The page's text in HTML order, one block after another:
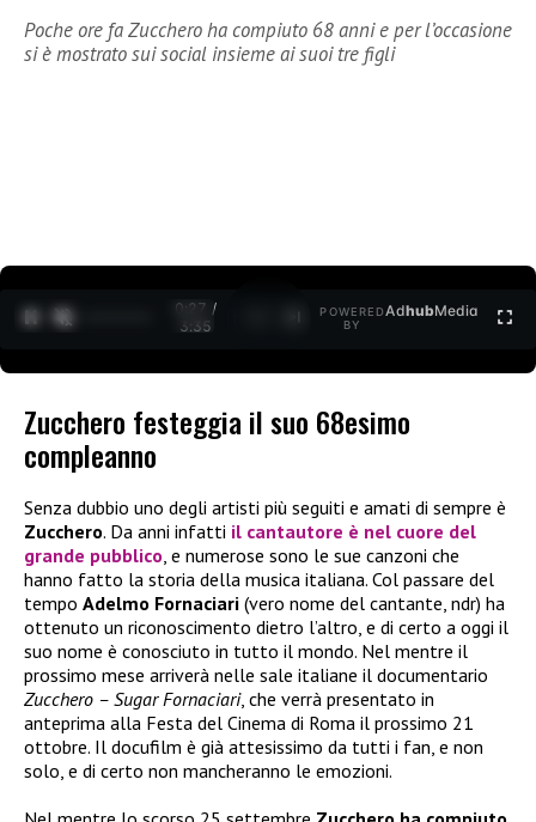
Poche ore fa Zucchero ha compiuto 68 anni e per l’occasione
si è mostrato sui social insieme ai suoi tre figli
0:28 /
3:35
POWERED
BY
AdhubMedia
Zucchero festeggia il suo 68esimo
compleanno
Senza dubbio uno degli artisti più seguiti e amati di sempre è
Zucchero. Da anni infatti il cantautore è nel cuore del
grande pubblico, e numerose sono le sue canzoni che
hanno fatto la storia della musica italiana. Col passare del
tempo Adelmo Fornaciari (vero nome del cantante, ndr) ha
ottenuto un riconoscimento dietro l’altro, e di certo a oggi il
suo nome è conosciuto in tutto il mondo. Nel mentre il
prossimo mese arriverà nelle sale italiane il documentario
Zucchero – Sugar Fornaciari, che verrà presentato in
anteprima alla Festa del Cinema di Roma il prossimo 21
ottobre. Il docufilm è già attesissimo da tutti i fan, e non
solo, e di certo non mancheranno le emozioni.